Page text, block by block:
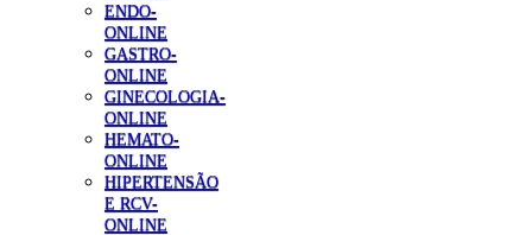
ENDO-
ONLINE
GASTRO-
ONLINE
GINECOLOGIA-
ONLINE
HEMATO-
ONLINE
HIPERTENSÃO
E RCV-
ONLINE